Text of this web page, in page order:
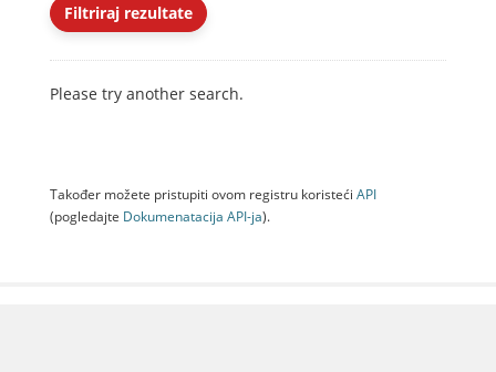
Filtriraj rezultate
Please try another search.
Također možete pristupiti ovom registru koristeći API
(pogledajte Dokumenаtаcijа API-jа).